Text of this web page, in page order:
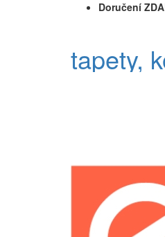
Doručení
tapety,